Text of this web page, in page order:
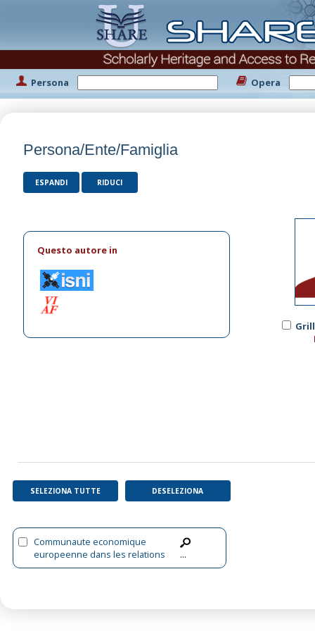
Persona Opera
Persona/Ente/Famiglia
ESPANDI RIDUCI
Questo autore in
SELEZIONA TUTTE DESELEZIONA
Communaute economique
europeenne dans les relations
internationales
...